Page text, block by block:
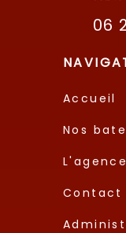
06
Accueil
Nos
L'agence
Contact